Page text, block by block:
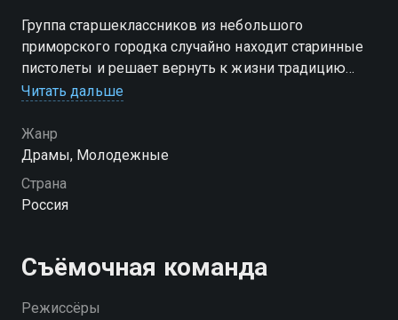
Группа старшеклассников из небольшого
приморского городка случайно находит старинные
пистолеты и решает вернуть к жизни традицию
дуэлей. Так появляется тайный клуб «Чёрная весна»,
Каждый из них вынужден столкнуться с
моральным выбором, разобраться в собственных
страхах и понять, что на самом деле значит честь.
Атмосферная подростковая драма, где на кону стоят
хорошем качестве.
Читать дальше
Жанр
Драмы, Молодежные
Страна
Россия
Съёмочная команда
Режиссёры